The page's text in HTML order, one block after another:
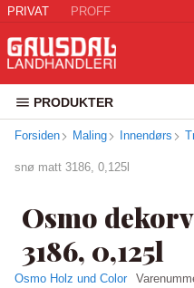
PRIVAT PROFF
PRODUKTER
Forsiden Maling Innendørs
snø matt 3186, 0,125l
Osmo
3186, 0,125l
Osmo Holz und Color